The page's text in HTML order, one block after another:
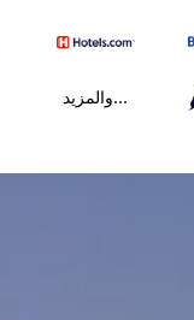
...والمزيد